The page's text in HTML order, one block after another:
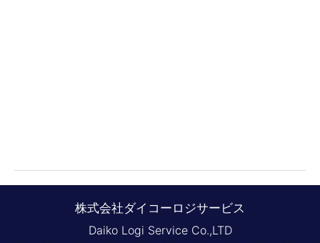
株式会社ダイコーロジサービス
Daiko Logi Service Co.,LTD